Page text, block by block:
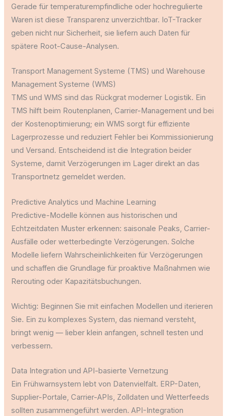
Gerade für temperaturempfindliche oder hochregulierte
Waren ist diese Transparenz unverzichtbar. IoT-Tracker
geben nicht nur Sicherheit, sie liefern auch Daten für
spätere Root-Cause-Analysen.
Transport Management Systeme (TMS) und Warehouse
Management Systeme (WMS)
TMS und WMS sind das Rückgrat moderner Logistik. Ein
TMS hilft beim Routenplanen, Carrier-Management und bei
der Kostenoptimierung; ein WMS sorgt für effiziente
Lagerprozesse und reduziert Fehler bei Kommissionierung
und Versand. Entscheidend ist die Integration beider
Systeme, damit Verzögerungen im Lager direkt an das
Transportnetz gemeldet werden.
Predictive Analytics und Machine Learning
Predictive-Modelle können aus historischen und
Echtzeitdaten Muster erkennen: saisonale Peaks, Carrier-
Ausfälle oder wetterbedingte Verzögerungen. Solche
Modelle liefern Wahrscheinlichkeiten für Verzögerungen
und schaffen die Grundlage für proaktive Maßnahmen wie
Rerouting oder Kapazitätsbuchungen.
Wichtig: Beginnen Sie mit einfachen Modellen und iterieren
Sie. Ein zu komplexes System, das niemand versteht,
bringt wenig — lieber klein anfangen, schnell testen und
verbessern.
Data Integration und API-basierte Vernetzung
Ein Frühwarnsystem lebt von Datenvielfalt. ERP-Daten,
Supplier-Portale, Carrier-APIs, Zolldaten und Wetterfeeds
sollten zusammengeführt werden. API-Integration